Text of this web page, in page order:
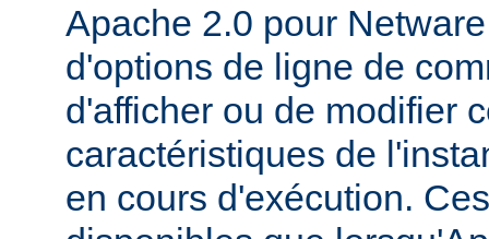
Apache 2.0 pour
d'options de ligne de
d'afficher ou de modifier
caractéristiques de
en cours d'exécution.